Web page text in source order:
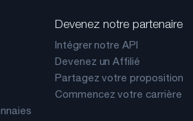
Devenez notre partenaire
Intégrer notre API
Devenez un Affilié
Partagez votre proposition
Commencez votre carrière